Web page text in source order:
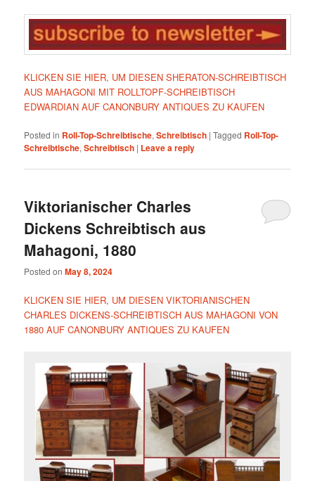
KLICKEN SIE HIER, UM DIESEN SHERATON-SCHREIBTISCH
AUS MAHAGONI MIT ROLLTOPF-SCHREIBTISCH
EDWARDIAN AUF CANONBURY ANTIQUES ZU KAUFEN
Posted in Roll-Top-Schreibtische,Schreibtisch |Tagged Roll-Top-
Schreibtische,Schreibtisch | Leave a reply
Viktorianischer Charles
Dickens Schreibtisch aus
Mahagoni, 1880
Posted onMay 8, 2024
KLICKEN SIE HIER, UM DIESEN VIKTORIANISCHEN
CHARLES DICKENS-SCHREIBTISCH AUS MAHAGONI VON
1880 AUF CANONBURY ANTIQUES ZU KAUFEN